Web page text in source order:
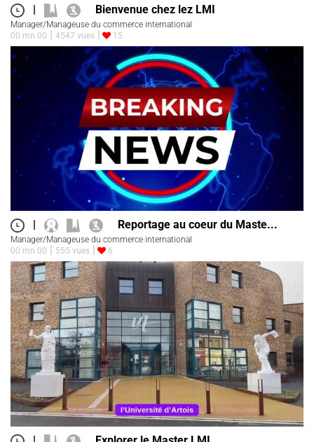
| Bienvenue chez lez LMI
Manager/Manageuse du commerce international
00 mn 00
4547 vues 15
Reportage au coeur du Maste...
Manager/Manageuse du commerce international
00 mn 00
555 vues 6